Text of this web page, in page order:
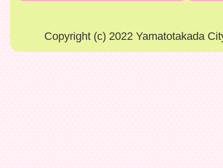
Copyright (c) 2022 Yamatotakada